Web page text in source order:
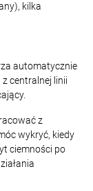
kilka
automatycznie
centralnej linii
z
wykryć, kiedy
ciemności po